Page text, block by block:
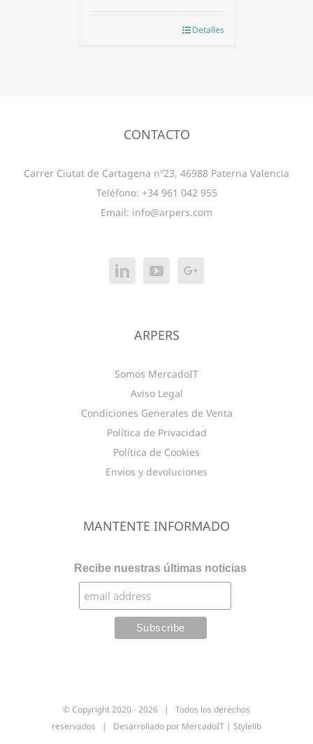
Detalles
CONTACTO
Carrer Ciutat de Cartagena nº23, 46988 Paterna Valencia
Teléfono: +34 961 042 955
Email: info@arpers.com
ARPERS
Somos MercadoIT
Aviso Legal
Condiciones Generales de Venta
Política de Privacidad
Política de Cookies
Envios y devoluciones
MANTENTE INFORMADO
Recibe nuestras últimas noticias
© Copyright 2020 -2026 | Todos los derechos
reservados | Desarrollado por MercadoIT | Stylelib